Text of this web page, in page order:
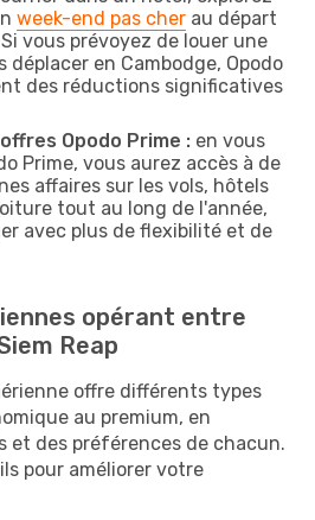
week-end pas cher au départ
vous prévoyez de louer une
déplacer en Cambodge, Opodo
des réductions significatives
Opodo Prime : en vous
Prime, vous aurez accès à de
affaires sur les vols, hôtels
tout au long de l'année,
avec plus de flexibilité et de
opérant entre
Reap
offre différents types
au premium, en
et des préférences de chacun.
pour améliorer votre